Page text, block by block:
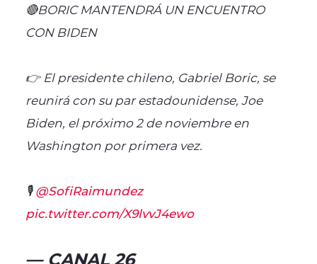
🔴BORIC MANTENDRÁ UN ENCUENTRO
CON BIDEN
👉 El presidente chileno, Gabriel Boric, se
reunirá con su par estadounidense, Joe
Biden, el próximo 2 de noviembre en
Washington por primera vez.
🎙️@SofiRaimundez
pic.twitter.com/X9lvvJ4ewo
— CANAL 26